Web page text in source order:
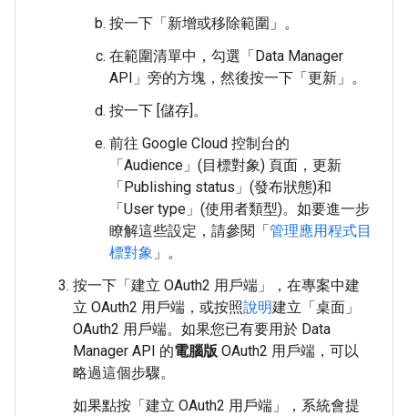
按一下「新增或移除範圍」 。
在範圍清單中，勾選「Data Manager
API」 旁的方塊，然後按一下「更新」 。
按一下 [儲存]。
前往 Google Cloud 控制台的
「Audience」(目標對象) 頁面，更新
「Publishing status」(發布狀態)和
「User type」(使用者類型)。 如要進一步
瞭解這些設定，請參閱「管理應用程式目
標對象 」。
按一下「建立 OAuth2 用戶端」
，在專案中建
立 OAuth2 用戶端，或按照說明建立「桌面」
OAuth2 用戶端。如果您已有要用於 Data
Manager API 的電腦版 OAuth2 用戶端，可以
略過這個步驟。
如果點按「建立 OAuth2 用戶端」
，系統會提